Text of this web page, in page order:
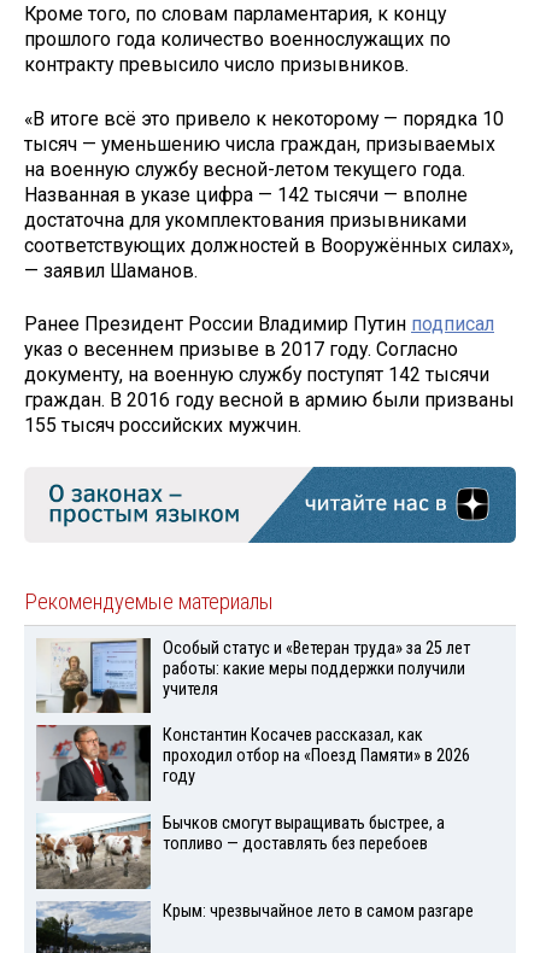
Кроме того, по словам парламентария, к концу
прошлого года количество военнослужащих по
контракту превысило число призывников.
«В итоге всё это привело к некоторому — порядка 10
тысяч — уменьшению числа граждан, призываемых
на военную службу весной-летом текущего года.
Названная в указе цифра — 142 тысячи — вполне
достаточна для укомплектования призывниками
соответствующих должностей в Вооружённых силах»,
— заявил Шаманов.
Ранее Президент России Владимир Путин подписал
указ о весеннем призыве в 2017 году. Согласно
документу, на военную службу поступят 142 тысячи
граждан. В 2016 году весной в армию были призваны
155 тысяч российских мужчин.
Рекомендуемые материалы
Особый статус и «Ветеран труда» за 25 лет
работы: какие меры поддержки получили
учителя
Константин Косачев рассказал, как
проходил отбор на «Поезд Памяти» в 2026
году
Бычков смогут выращивать быстрее, а
топливо — доставлять без перебоев
Крым: чрезвычайное лето в самом разгаре